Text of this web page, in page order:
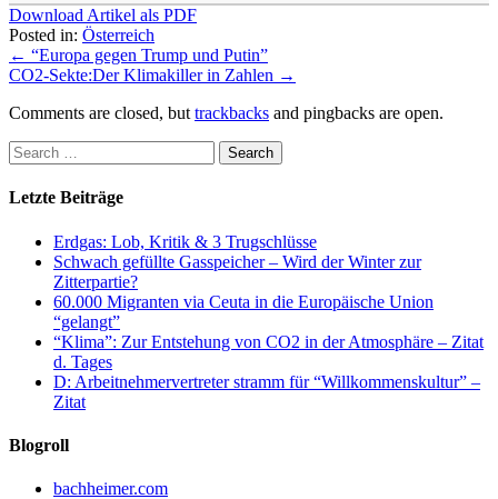
Download Artikel als PDF
Posted in: Österreich
← “Europa gegen Trump und Putin”
CO2-Sekte:Der Klimakiller in Zahlen →
Comments are closed, but trackbacks and pingbacks are open.
Letzte Beiträge
Erdgas: Lob, Kritik & 3 Trugschlüsse
Schwach gefüllte Gasspeicher – Wird der Winter zur
Zitterpartie?
60.000 Migranten via Ceuta in die Europäische Union
“gelangt”
“Klima”: Zur Entstehung von CO2 in der Atmosphäre – Zitat
d. Tages
D: Arbeitnehmervertreter stramm für “Willkommenskultur” –
Zitat
Blogroll
bachheimer.com